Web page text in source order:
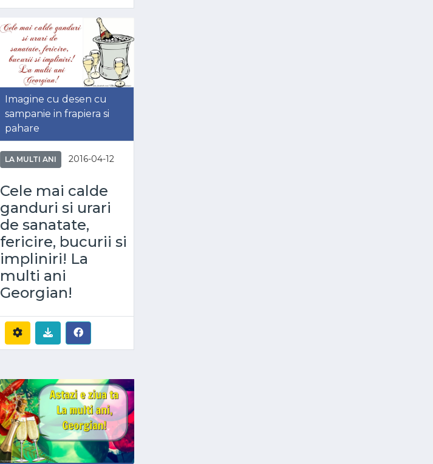
Imagine cu desen cu
sampanie in frapiera si
pahare
LA MULTI ANI 2016-04-12
Cele mai calde
ganduri si urari
de sanatate,
fericire, bucurii si
impliniri! La
multi ani
Georgian!